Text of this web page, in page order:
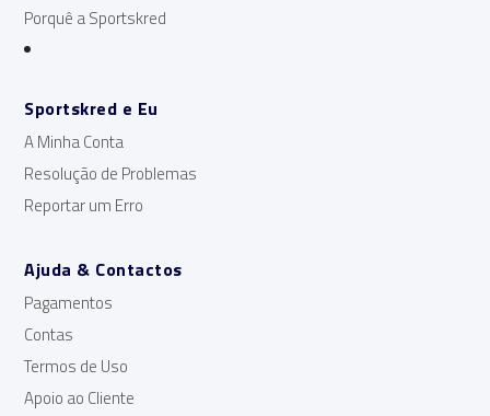
Porquê a Sportskred
Sportskred e Eu
A Minha Conta
Resolução de Problemas
Reportar um Erro
Ajuda & Contactos
Pagamentos
Contas
Termos de Uso
Apoio ao Cliente